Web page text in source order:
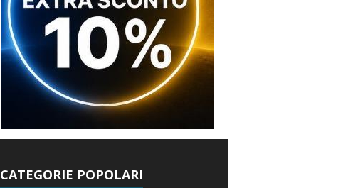
CATEGORIE POPOLARI